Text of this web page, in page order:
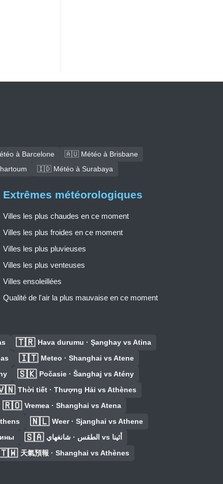
à Barcelone
🇦🇺 Météo à Brisbane
🇮🇩 Météo à Surabaya
Extrêmes météorologiques
Villes les plus chaudes en ce moment
Villes les plus froides en ce moment
Villes les plus pluvieuses
Villes les plus venteuses
Villes ensoleillées
Qualité de l'air la plus mauvaise en ce moment
🇹🇷 Hava durumu · Şanghay vs Atina
🇮🇹 Meteo · Shanghai vs Atene
🇸🇰 Počasie · Šanghaj vs Atény
Thời tiết · Thượng Hải vs Athènes
🇷🇴 Vremea · Shanghai vs Atena
🇳🇱 Weer · Sjanghai vs Athene
🇸🇦 الطقس · شانغهاي vs أثينا
天氣預報 · Shanghai vs Athènes